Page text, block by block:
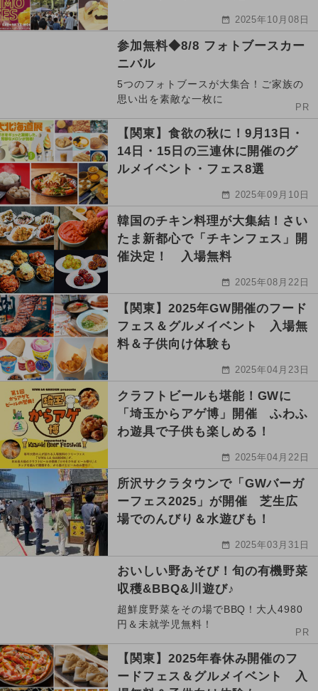
2025年10月08日
参加無料◆8/8 フォトブースカー
ニバル
5つのフォトブースが大集合！ご家族の
思い出を素敵な一枚に
PR
【関東】食欲の秋に！9月13日・
14日・15日の三連休に開催のグ
ルメイベント・フェス8選
2025年09月10日
韓国のチキン料理が大集結！さい
たま新都心で「チキンフェス」開
催決定！ 入場無料
2025年08月22日
【関東】2025年GW開催のフード
フェス＆グルメイベント 入場無
料＆子供向け体験も
2025年04月23日
クラフトビールも堪能！GWに
「埼玉からアゲ博」開催 ふわふ
わ遊具で子供も楽しめる！
2025年04月22日
所沢サクラタウンで「GWバーガ
ーフェス2025」が開催 芝生広
場でのんびり＆水遊びも！
2025年03月31日
おいしい野あそび！旬の有機野菜
収穫&BBQ&川遊び♪
超鮮度野菜をその場でBBQ！大人4980
円＆未就学児無料！
PR
【関東】2025年春休み開催のフ
ードフェス＆グルメイベント 入